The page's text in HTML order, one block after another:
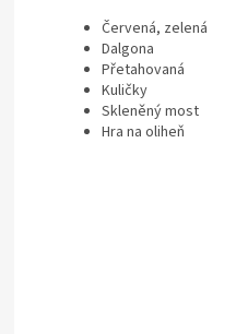
Červená, zelená
Dalgona
Přetahovaná
Kuličky
Skleněný most
Hra na oliheň